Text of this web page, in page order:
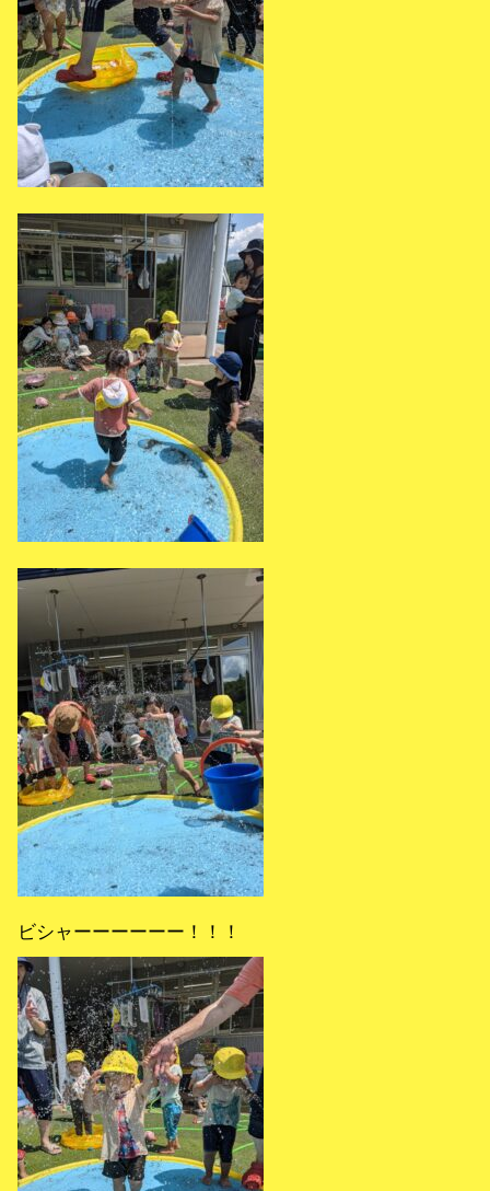
ビシャーーーーーー！！！